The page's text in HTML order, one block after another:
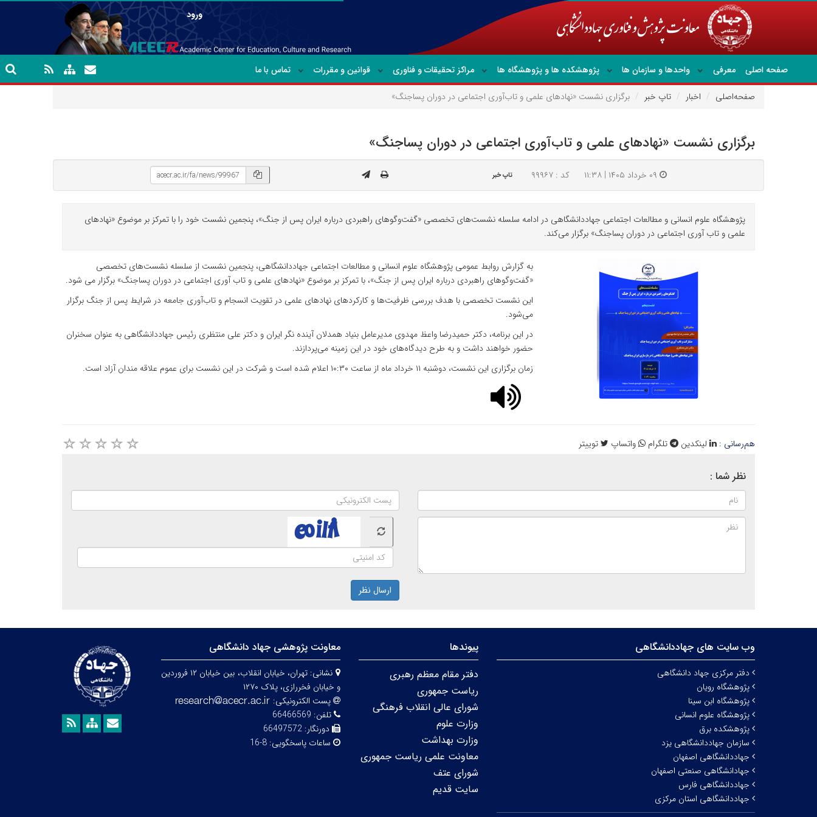
ورود
صفحه اصلی معرفی واحدها و سازمان ها پژوهشکده ها و پژوهشگاه ها مراکز تحقیقات و فناوری قوانین و مقررات
تماس با ما
صفحه‌اصلی
اخبار تاپ خبر برگزاری نشست «نهادهای علمی و تاب‌آوری اجتماعی در دوران پساجنگ»
برگزاری نشست «نهادهای علمی و تاب‌آوری اجتماعی در دوران پساجنگ»
کد : ۹۹۹۶۷ تاپ خبر
پژوهشگاه علوم انسانی و مطالعات اجتماعی جهاددانشگاهی در ادامه سلسله نشست‌های تخصصی «گفت‌وگوهای راهبردی درباره ایران پس از جنگ»، پنجمین نشست خود را با تمرکز بر موضوع «نهادهای
علمی و تاب آوری اجتماعی در دوران پساجنگ» برگزار می‌کند.
به گزارش روابط عمومی پژوهشگاه علوم انسانی و مطالعات اجتماعی جهاددانشگاهی، پنجمین نشست از سلسله نشست‌های تخصصی
«گفت‌وگوهای راهبردی درباره ایران پس از جنگ»، با تمرکز بر موضوع «نهادهای علمی و تاب آوری اجتماعی در دوران پساجنگ» برگزار می شود.
این نشست تخصصی با هدف بررسی ظرفیت‌ها و کارکردهای نهادهای علمی در تقویت انسجام و تاب‌آوری جامعه در شرایط پس از جنگ برگزار
می‌شود.
در این برنامه، دکتر حمیدرضا واعظ مهدوی مدیرعامل بنیاد همدلان آینده نگر ایران و دکتر علی منتظری رئیس جهاددانشگاهی به عنوان سخنران
حضور خواهند داشت و به طرح دیدگاه‌های خود در این زمینه می‌پردازند.
زمان برگزاری این نشست، دوشنبه ۱۱ خرداد ماه از ساعت ۱۰:۳۰ اعلام شده است و شرکت در این نشست برای عموم علاقه مندان آزاد است.
هم‌رسانی : لینکدین تلگرام واتساپ توییتر
نظر شما :
ارسال نظر
وب سایت های جهاددانشگاهی
دفتر مرکزی جهاد دانشگاهی
پژوهشگاه رویان
پژوهشگاه ابن سینا
پژوهشگاه علوم انسانی
پژوهشکده برق
سازمان جهاددانشگاهی یزد
جهاددانشگاهی اصفهان
جهادانشگاهی صنعتی اصفهان
جهاددانشگاهی فارس
جهاددانشگاهی استان مرکزی
پیوندها
دفتر مقام معظم رهبری
ریاست جمهوری
شورای عالی انقلاب فرهنگی
وزارت علوم
وزارت بهداشت
معاونت علمی ریاست جمهوری
شورای عتف
سایت قدیم
معاونت پژوهشی جهاد دانشگاهی
نشانی:
تهران، خیابان انقلاب، بین خیابان ۱۲ فروردین
و خیابان فخررازی، پلاک ۱۲۷۰
پست الکترونیکی:
تلفن: 66466569
دورنگار:66497572
ساعات پاسخگویی:8-16